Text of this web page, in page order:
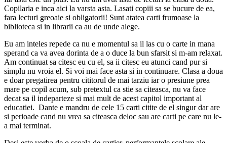
Copilaria e inca aici la varsta asta. Lasati copiii sa se bucure de ea,
fara lecturi greoaie si obligatorii! Sunt atatea carti frumoase la
biblioteca si in librarii ca au de unde alege.
Eu am inteles repede ca nu e momentul sa il las cu o carte in mana
sperand ca va avea dorinta de a o duce la bun sfarsit si m-am relaxat.
Am continuat sa citesc eu cu el, sa ii citesc eu atunci cand pur si
simplu nu vroia el. Si voi mai face asta si in continuare. Clasa a doua
e doar pregatirea pentru cititorul de mai tarziu iar o presiune prea
mare pe copil acum, sub pretextul ca stie sa citeasca, nu va face
decat sa il indeparteze si mai mult de acest capitol important al
educatiei. Dante e mandru de cele 15 carti citite de el singur dar are
si perioade cand nu vrea sa citeasca deloc sau are carti pe care nu le-
a mai terminat.